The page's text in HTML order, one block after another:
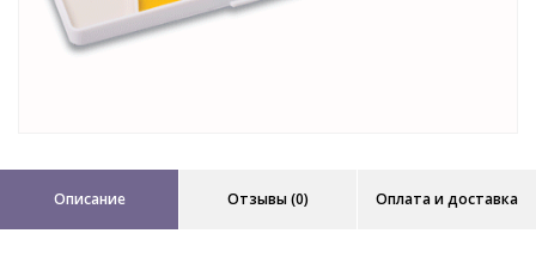
Описание Отзывы (0) Оплата и доставка